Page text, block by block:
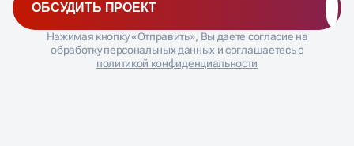
ОБСУДИТЬ ПРОЕКТ
Нажимая кнопку «Отправить», Вы даете согласие на
обработку персональных данных и соглашаетесь с
политикой конфиденциальности